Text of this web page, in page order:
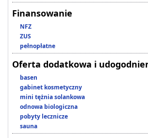
Finansowanie
NFZ
ZUS
pełnopłatne
Oferta dodatkowa i
basen
gabinet kosmetyczny
mini tężnia solankowa
odnowa biologiczna
pobyty lecznicze
sauna